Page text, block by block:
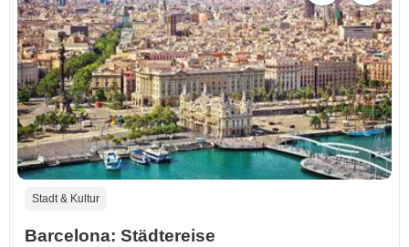
Stadt & Kultur
Barcelona: Städtereise